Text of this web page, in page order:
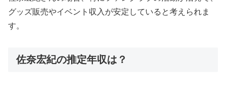
グッズ販売やイベント収入が安定していると考えられま
す。
佐奈宏紀の推定年収は？